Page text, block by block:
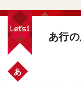
あ行
あ